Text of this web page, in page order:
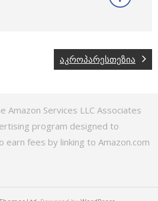
აკროპარესთეზია
Amazon Services LLC Associates
program designed to
earn fees by linking to Amazon.com